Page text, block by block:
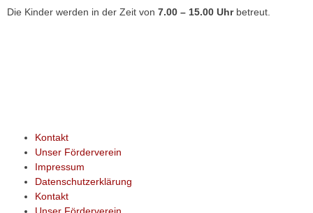
Die Kinder werden in der Zeit von 7.00 – 15.00 Uhrbetreut.
Kontakt
Unser Förderverein
Impressum
Datenschutzerklärung
Kontakt
Unser Förderverein